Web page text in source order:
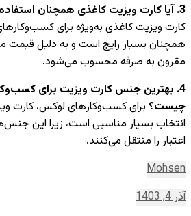
3. آیا کارت ویزیت کاغذی همچنان استفاده می‌شود؟
کارت ویزیت کاغذی به‌ویژه برای
همچنان بسیار رایج است و به دلیل قیمت
مقرون به صرفه محسوب می‌شود.
4. بهترین جنس کارت ویزیت برای
چیست؟ برای کسب‌وکارهای لوکس، کارت
انتخاب بسیار مناسبی است، زیرا این
اعتبار را منتقل می‌کنند.
Mohsen
آذر 4, 1403